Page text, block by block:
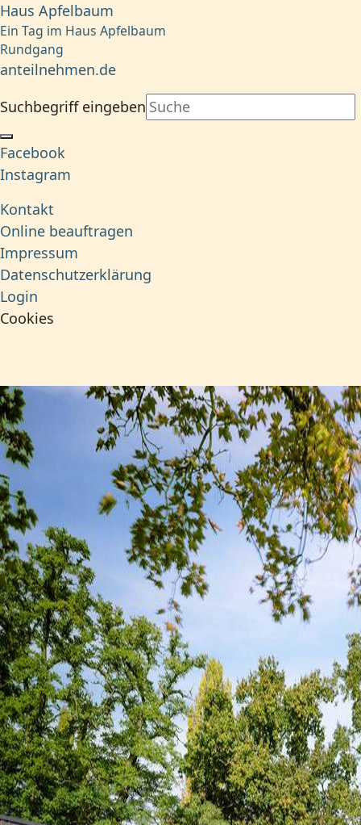
Haus Apfelbaum
Ein Tag im Haus Apfelbaum
Rundgang
anteilnehmen.de
Suchbegriff eingeben
Facebook
Instagram
Kontakt
Online beauftragen
Impressum
Datenschutzerklärung
Login
Cookies